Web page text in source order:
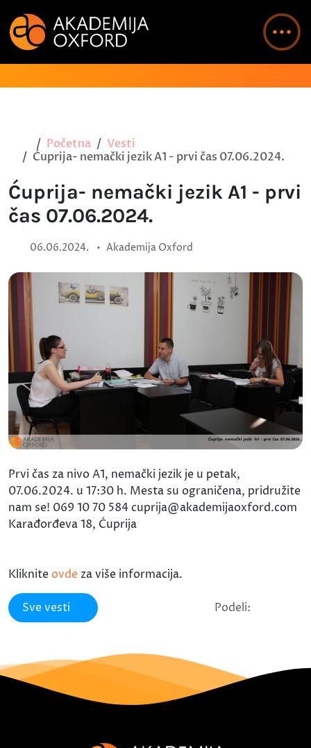
Početna
Vesti
Ćuprija- nemački jezik A1 - prvi čas 07.06.2024.
Ćuprija- nemački jezik A1 - prvi
čas 07.06.2024.
06.06.2024. • Akademija Oxford
Prvi čas za nivo A1, nemački jezik je u petak,
07.06.2024. u 17:30 h. Mesta su ograničena, pridružite
nam se! 069 10 70 584 cuprija@akademijaoxford.com
Karađorđeva 18, Ćuprija
Kliknite ovde za više informacija.
Sve vesti Podeli: